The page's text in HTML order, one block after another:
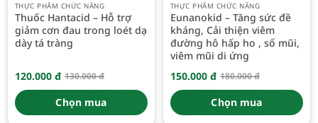
THỰC PHẨM CHỨC NĂNG
Thuốc Hantacid – Hỗ trợ
giảm cơn đau trong loét dạ
dày tá tràng
130.000đ
Giá
gốc
là:
130.000 đ.
120.000 đ
Giá
hiện
tại
là:
120.000 đ.
Chọn mua
THỰC PHẨM CHỨC NĂNG
Eunanokid – Tăng sức đề
kháng, Cải thiện viêm
đường hô hấp ho , sổ mũi,
viêm mũi di ứng
180.000đ
Giá
gốc
là:
180.000 đ.
150.000 đ
Giá
hiện
tại
là:
150.000 đ.
Chọn mua